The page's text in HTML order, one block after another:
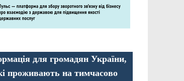
для громадян України,
проживають на тимчасово